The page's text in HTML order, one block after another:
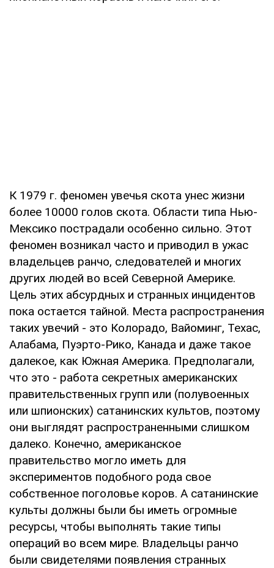
К 1979 г. феномен увечья скота унес жизни
более 10000 голов скота. Области типа Нью-
Мексико пострадали особенно сильно. Этот
феномен возникал часто и приводил в ужас
владельцев ранчо, следователей и многих
других людей во всей Северной Америке.
Цель этих абсурдных и странных инцидентов
пока остается тайной. Места распространения
таких увечий - это Колорадо, Вайоминг, Техас,
Алабама, Пуэрто-Рико, Канада и даже такое
далекое, как Южная Америка. Предполагали,
что это - работа секретных американских
правительственных групп или (полувоенных
или шпионских) сатанинских культов, поэтому
они выглядят распространенными слишком
далеко. Конечно, американское
правительство могло иметь для
экспериментов подобного рода свое
собственное поголовье коров. А сатанинские
культы должны были бы иметь огромные
ресурсы, чтобы выполнять такие типы
операций во всем мире. Владельцы ранчо
были свидетелями появления странных